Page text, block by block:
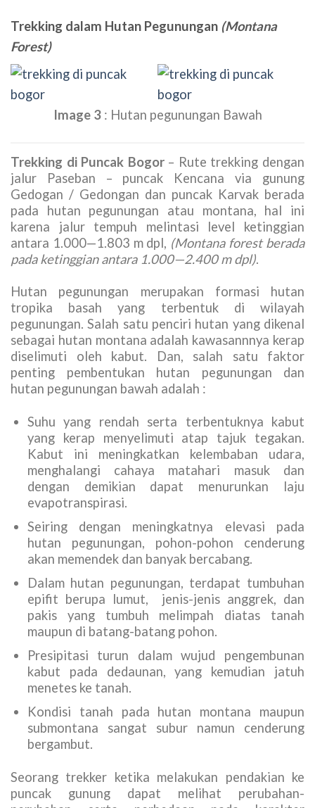
Trekking dalam Hutan Pegunungan (Montana
Forest)
Image 3: Hutan pegunungan Bawah
Trekking di Puncak Bogor– Rute trekking dengan
jalur Paseban – puncak Kencana via gunung
Gedogan / Gedongan dan puncak Karvak berada
pada hutan pegunungan atau montana, hal ini
karena jalur tempuh melintasi level ketinggian
antara 1.000—1.803 m dpl, (Montana forest berada
pada ketinggian antara 1.000—2.400 m dpl).
Hutan pegunungan merupakan formasi hutan
tropika basah yang terbentuk di wilayah
pegunungan. Salah satu penciri hutan yang dikenal
sebagai hutan montana adalah kawasannnya kerap
diselimuti oleh kabut. Dan, salah satu faktor
penting pembentukan hutan pegunungan dan
hutan pegunungan bawah adalah :
Suhu yang rendah serta terbentuknya kabut
yang kerap menyelimuti atap tajuk tegakan.
Kabut ini meningkatkan kelembaban udara,
menghalangi cahaya matahari masuk dan
dengan demikian dapat menurunkan laju
evapotranspirasi.
Seiring dengan meningkatnya elevasi pada
hutan pegunungan, pohon-pohon cenderung
akan memendek dan banyak bercabang.
Dalam hutan pegunungan, terdapat tumbuhan
epifit berupa lumut, jenis-jenis anggrek, dan
pakis yang tumbuh melimpah diatas tanah
maupun di batang-batang pohon.
Presipitasi turun dalam wujud pengembunan
kabut pada dedaunan, yang kemudian jatuh
menetes ke tanah.
Kondisi tanah pada hutan montana maupun
submontana sangat subur namun cenderung
bergambut.
Seorang trekker ketika melakukan pendakian ke
puncak gunung dapat melihat perubahan-